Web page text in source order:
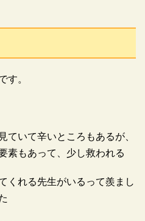
す。
ていて辛いところもあるが、
素もあって、少し救われる
くれる先生がいるって羨まし